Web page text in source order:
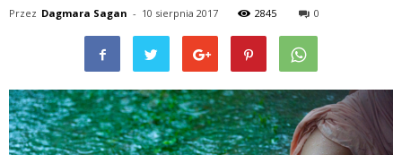
Przez Dagmara Sagan - 10 sierpnia 2017 2845 0